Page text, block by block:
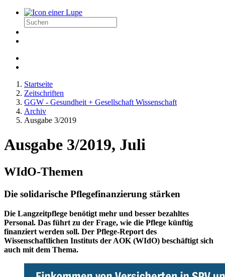
Startseite
Zeitschriften
GGW - Gesundheit + Gesellschaft Wissenschaft
Archiv
Ausgabe 3/2019
Ausgabe 3/2019, Juli
WIdO-Themen
Die solidarische Pflegefinanzierung stärken
Die Langzeitpflege benötigt mehr und besser bezahltes
Personal. Das führt zu der Frage, wie die Pflege künftig
finanziert werden soll. Der Pflege-Report des
Wissenschaftlichen Instituts der AOK (WIdO) beschäftigt sich
auch mit dem Thema.